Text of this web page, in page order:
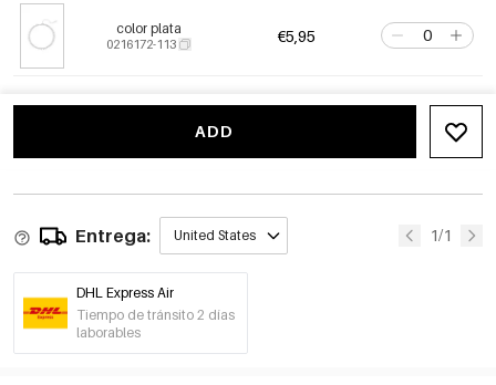
color plata
0216172-113 €5,95
ADD
Entrega: United States 1/1
DHL Express Air
Tiempo de tránsito 2 días
laborables